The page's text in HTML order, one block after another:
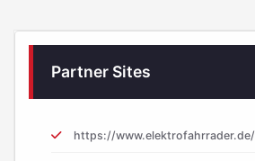
Partner Sites
https://www.elektrofahrrader.de/